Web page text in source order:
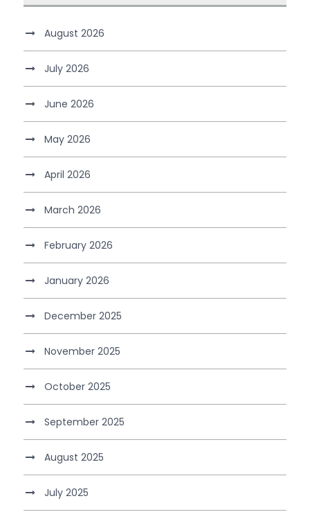
August 2026
July 2026
June 2026
May 2026
April 2026
March 2026
February 2026
January 2026
December 2025
November 2025
October 2025
September 2025
August 2025
July 2025